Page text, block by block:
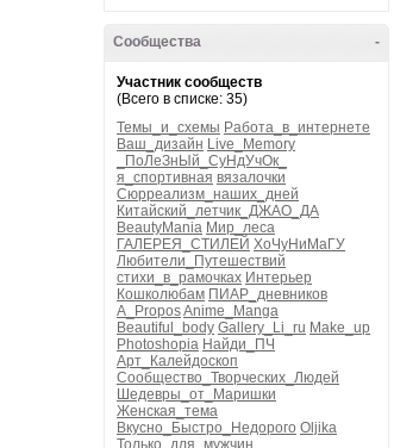
-
Сообщества
Участник сообществ
(Всего в списке: 35)
Темы_и_схемы Работа_в_интернете
Ваш_дизайн Live_Memory
_ПоЛеЗнЫй_СуНдУчОк_
я_спортивная вязалочки
Сюрреализм_наших_дней
Китайский_летчик_ДЖАО_ДА
BeautyMania Мир_леса
ГАЛЕРЕЯ_СТИЛЕЙ ХоЧуНиМаГУ
Любители_Путешествий
стихи_в_рамочках Интерьер
Кошколюбам ПИАР_дневников
A_ProposAnime_Manga
Beautiful_body Gallery_Li_ru Make_up
Photoshopia Найди_ПЧ
Арт_Калейдоскоп
Сообщество_Творческих_Людей
Шедевры_от_Маришки
Женская_тема
Вкусно_Быстро_Недорого Oljika
Только_для_мужчин